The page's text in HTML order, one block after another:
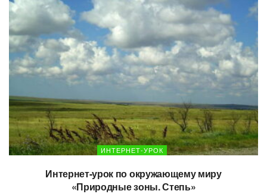
ИНТЕРНЕТ-УРОК
Интернет-урок по окружающему миру
«Природные зоны. Степь»